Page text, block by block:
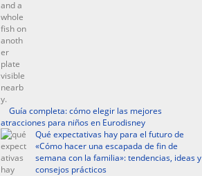
Guía completa: cómo elegir las mejores
atracciones para niños en Eurodisney
Qué expectativas hay para el futuro de
«Cómo hacer una escapada de fin de
semana con la familia»: tendencias, ideas y
consejos prácticos